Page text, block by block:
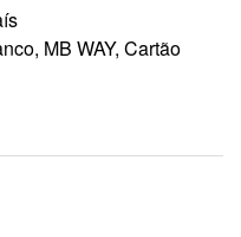
MB WAY, Cartão